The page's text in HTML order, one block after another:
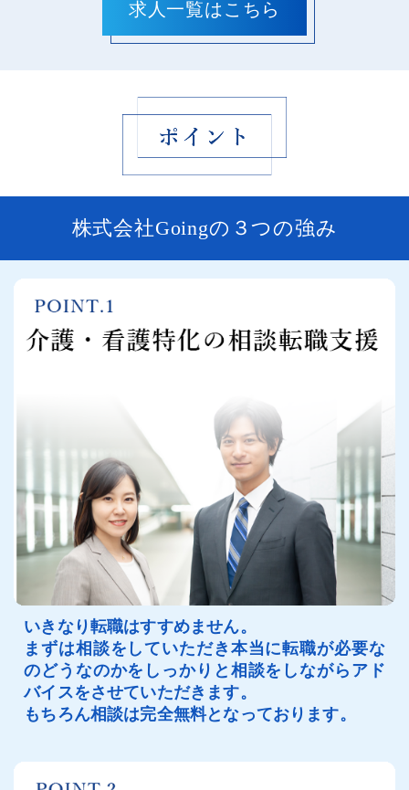
株式会社Goingの３つの強み
いきなり転職はすすめません。
まずは相談をしていただき本当に転職が必要な
のどうなのかをしっかりと相談をしながらアド
バイスをさせていただきます。
もちろん相談は完全無料となっております。